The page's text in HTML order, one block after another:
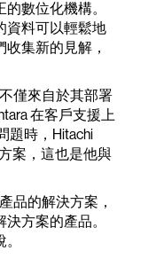
數位化機構。
資料可以輕鬆地
集新的見解，
僅來自於其部署
在客戶支援上
題時，Hitachi
案，這也是他與
品的解決方案，
方案的產品。